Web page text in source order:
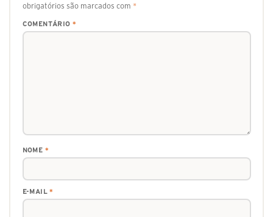
obrigatórios são marcados com *
COMENTÁRIO *
NOME *
E-MAIL*